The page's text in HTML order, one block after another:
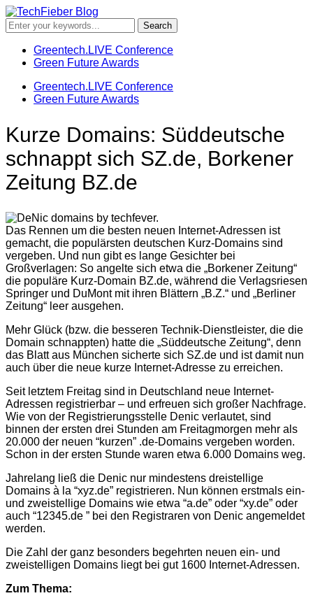
Greentech.LIVE Conference
Green Future Awards
Greentech.LIVE Conference
Green Future Awards
Kurze Domains: Süddeutsche
schnappt sich SZ.de, Borkener
Zeitung BZ.de
Das Rennen um die besten neuen Internet-Adressen ist
gemacht, die populärsten deutschen Kurz-Domains sind
vergeben. Und nun gibt es lange Gesichter bei
Großverlagen: So angelte sich etwa die „Borkener Zeitung“
die populäre Kurz-Domain BZ.de, während die Verlagsriesen
Springer und DuMont mit ihren Blättern „B.Z.“ und „Berliner
Zeitung“ leer ausgehen.
Mehr Glück (bzw. die besseren Technik-Dienstleister, die die
Domain schnappten) hatte die „Süddeutsche Zeitung“, denn
das Blatt aus München sicherte sich SZ.de und ist damit nun
auch über die neue kurze Internet-Adresse zu erreichen.
Seit letztem Freitag sind in Deutschland neue Internet-
Adressen registrierbar – und erfreuen sich großer Nachfrage.
Wie von der Registrierungsstelle Denic verlautet, sind
binnen der ersten drei Stunden am Freitagmorgen mehr als
20.000 der neuen “kurzen” .de-Domains vergeben worden.
Schon in der ersten Stunde waren etwa 6.000 Domains weg.
Jahrelang ließ die Denic nur mindestens dreistellige
Domains à la “xyz.de” registrieren. Nun können erstmals ein-
und zweistellige Domains wie etwa “a.de” oder “xy.de” oder
auch “12345.de ” bei den Registraren von Denic angemeldet
werden.
Die Zahl der ganz besonders begehrten neuen ein- und
zweistelligen Domains liegt bei gut 1600 Internet-Adressen.
Zum Thema: